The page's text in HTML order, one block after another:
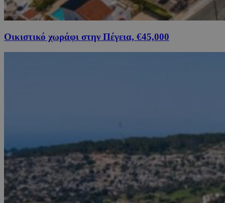
Οικιστικό χωράφι στην Πέγεια, €45,000